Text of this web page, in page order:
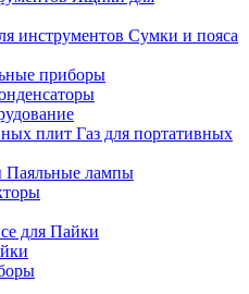
Сумки и пояса
приборы
Газ для портативных
Паяльные лампы
для Пайки